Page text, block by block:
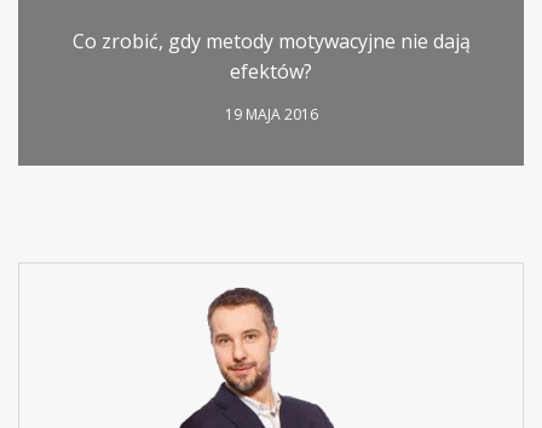
Co zrobić, gdy metody motywacyjne nie dają
efektów?
19 MAJA 2016